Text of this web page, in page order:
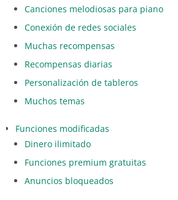
Canciones melodiosas para piano
Conexión de redes sociales
Muchas recompensas
Recompensas diarias
Personalización de tableros
Muchos temas
Funciones modificadas
Dinero ilimitado
Funciones premium gratuitas
Anuncios bloqueados